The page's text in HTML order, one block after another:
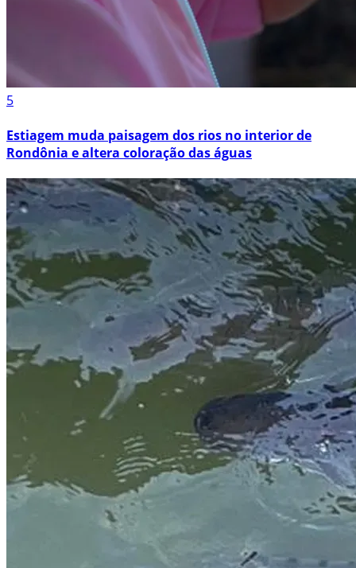
5
Estiagem muda paisagem dos rios no interior de
Rondônia e altera coloração das águas